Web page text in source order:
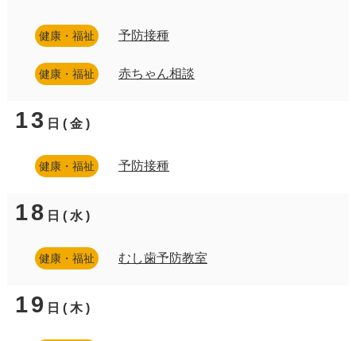
健康・福祉 予防接種
健康・福祉 赤ちゃん相談
13 日(金)
健康・福祉 予防接種
18 日(水)
健康・福祉 むし歯予防教室
19 日(木)